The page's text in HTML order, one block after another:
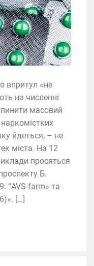
впритул «не
на численні
масовий
йдеться, – не
міста. На 12
просяться
Б.
“AVS-farm» та
[…]